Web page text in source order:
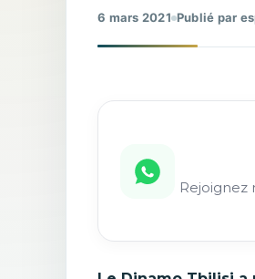
6 mars 2021 Publié par
Rejoignez